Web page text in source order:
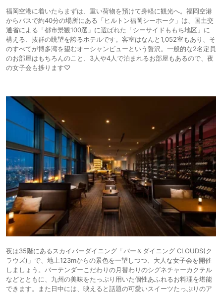
福岡空港に着いたらまずは、重い荷物を預けて身軽に観光へ。福岡空港
からバスで約40分の場所にある「ヒルトン福岡シーホーク」は、国土交
通省による「都市景観100選」に選ばれた「シーサイドももち地区」に
構える、抜群の眺望を誇るホテルです。客室はなんと1,052室もあり、そ
のすべてが博多湾を望むオーシャンビューという贅沢。一般的な2名定員
のお部屋はもちろんのこと、3人や4人で泊まれるお部屋もあるので、夜
の女子会も捗ります♡
夜は35階にあるスカイバーダイニング「バー＆ダイニング CLOUDS(ク
ラウズ)」で、地上123mからの景色を一望しつつ、大人な女子会を開催
しましょう。バーテンダーこだわりの月替わりのシグネチャーカクテル
などとともに、九州の美味をたっぷり用いた個性あふれるお料理を堪能
できます。また日中には、映えると話題の可愛いスイーツたっぷりのア